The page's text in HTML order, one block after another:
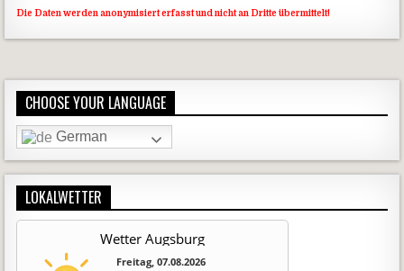
Die Daten werden anonymisiert erfasst und nicht an Dritte übermittelt!
CHOOSE YOUR LANGUAGE
German
LOKALWETTER
Wetter Augsburg
Freitag, 07.08.2026